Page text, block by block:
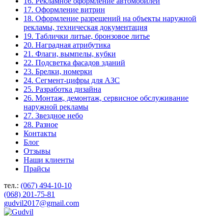
17. Оформление витрин
18. Оформление разрешений на объекты наружной
рекламы, техническая документация
19. Таблички литые, бронзовое литье
20. Наградная атрибутика
21. Флаги, вымпелы, кубки
22. Подсветка фасадов зданий
23. Брелки, номерки
24. Сегмент-цифры для АЗС
25. Разработка дизайна
26. Монтаж, демонтаж, сервисное обслуживание
наружной рекламы
27. Звездное небо
28. Разное
Контакты
Блог
Отзывы
Наши клиенты
Прайсы
тел.: (067) 494-10-10
(068) 201-75-81
gudvil2017@gmail.com